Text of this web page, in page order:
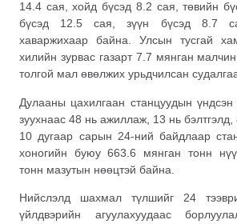
14.4 сая, хойд бүсэд 8.2 сая, төвийн
бүсэд 12.5 сая, зүүн бүсэд 8.7
хаваржихаар байна. Улсын тусгай
хилийн зурвас газарт 7.7 мянган
толгой мал өвөлжих урьдчилсан
Дулааны цахилгаан станцуудын
зуухнаас 48 нь ажиллаж, 13 нь бэлтгэлд,
10 дугаар сарын 24-ний байдлаар
хоногийн буюу 663.6 мянган тонн
тонн мазутын нөөцтэй байна.
Нийслэлд шахмал түлшийг 24
үйлдвэрийн агуулахуудаас